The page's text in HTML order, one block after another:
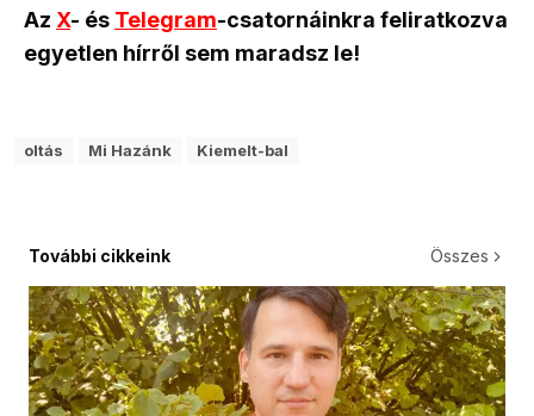
Az X- és Telegram-csatornáinkra feliratkozva
egyetlen hírről sem maradsz le!
oltás Mi Hazánk Kiemelt-bal
További cikkeink Összes